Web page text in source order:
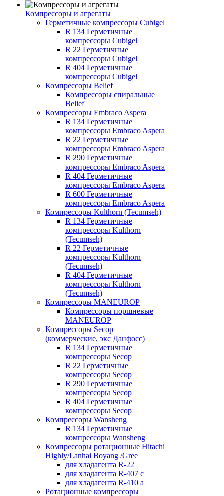
Компрессоры и агрегаты
Герметичные компрессоры Cubigel
R 134 Герметичные
компрессоры Cubigel
R 22 Герметичные
компрессоры Cubigel
R 404 Герметичные
компрессоры Cubigel
Компрессоры Belief
Компрессоры спиральные
Belief
Компрессоры Embraco Aspera
R 134 Герметичные
компрессоры Embraco Aspera
R 22 Герметичные
компрессоры Embraco Aspera
R 290 Герметичные
компрессоры Embraco Aspera
R 404 Герметичные
компрессоры Embraco Aspera
R 600 Герметичные
компрессоры Embraco Aspera
Компрессоры Kulthorn (Tecumseh)
R 134 Герметичные
компрессоры Kulthorn
(Tecumseh)
R 22 Герметичные
компрессоры Kulthorn
(Tecumseh)
R 404 Герметичные
компрессоры Kulthorn
(Tecumseh)
Компрессоры MANEUROP
Компрессоры поршневые
MANEUROP
Компрессоры Secop
(коммерческие, экс Данфосс)
R 134 Герметичные
компрессоры Secop
R 22 Герметичные
компрессоры Secop
R 290 Герметичные
компрессоры Secop
R 404 Герметичные
компрессоры Secop
Компрессоры Wansheng
R 134 Герметичные
компрессоры Wansheng
Компрессоры ротационные Hitachi
Highly/Lanhai Boyang /Gree
для хладагента R-22
для хладагента R-407 с
для хладагента R-410 а
Ротационные компрессоры